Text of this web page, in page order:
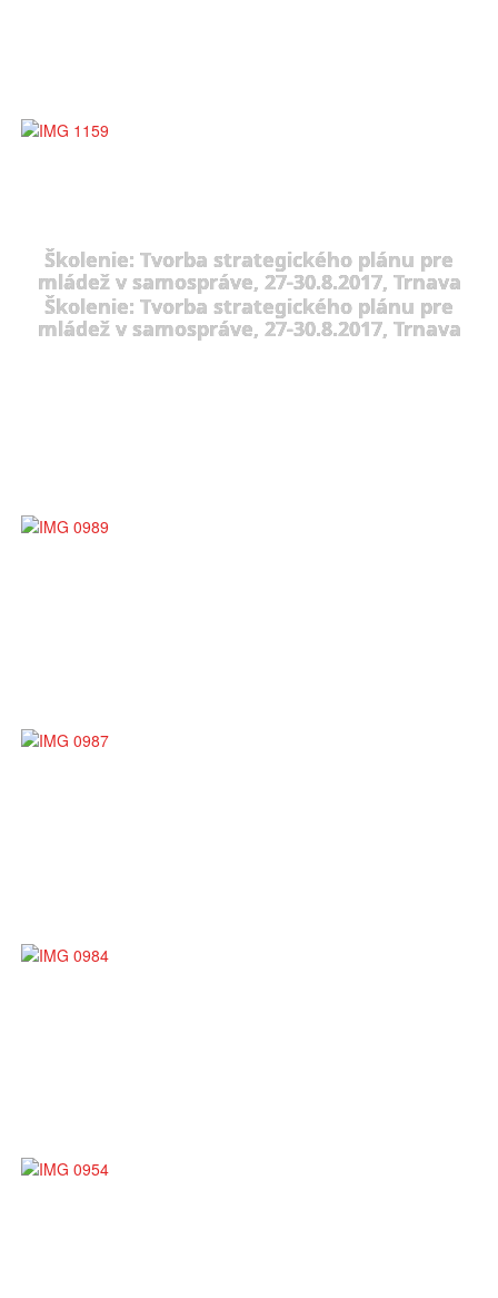
Školenie: Tvorba strategického plánu pre
mládež v samospráve, 27-30.8.2017, Trnava
Školenie: Tvorba strategického plánu pre
mládež v samospráve, 27-30.8.2017, Trnava